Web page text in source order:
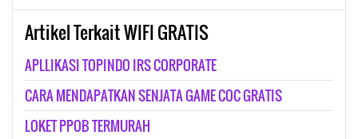
Artikel Terkait WIFI GRATIS
APLLIKASI TOPINDO IRS CORPORATE
CARA MENDAPATKAN SENJATA GAME COC GRATIS
LOKET PPOB TERMURAH